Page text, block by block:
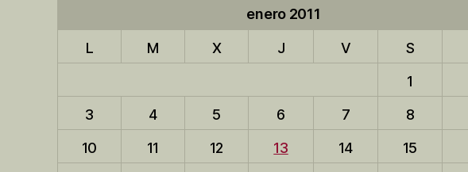
enero 2011
L M X J V S
1
3
4 5 6 7 8
10
11 12 13 14 15